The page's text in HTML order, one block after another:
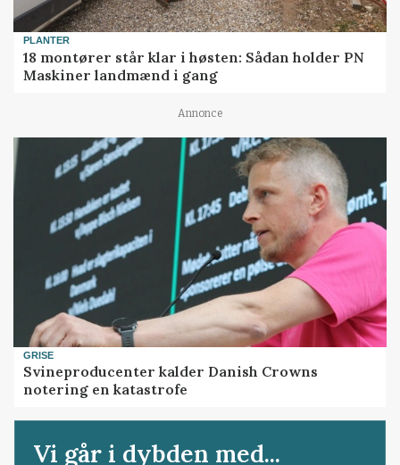
PLANTER
18 montører står klar i høsten: Sådan holder PN
Maskiner landmænd i gang
Annonce
GRISE
Svineproducenter kalder Danish Crowns
notering en katastrofe
Vi går i dybden med...